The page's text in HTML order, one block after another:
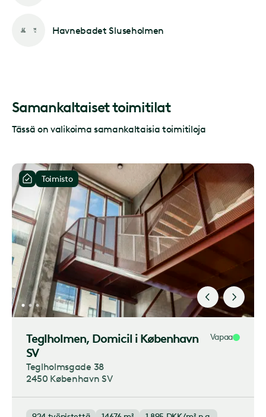
Havnebadet Sluseholmen
Samankaltaiset toimitilat
Tässä on valikoima samankaltaisia toimitiloja
Toimisto
Teglholmen, Domicil i København
SV
Vapaa
Teglholmsgade 38
2450 København SV